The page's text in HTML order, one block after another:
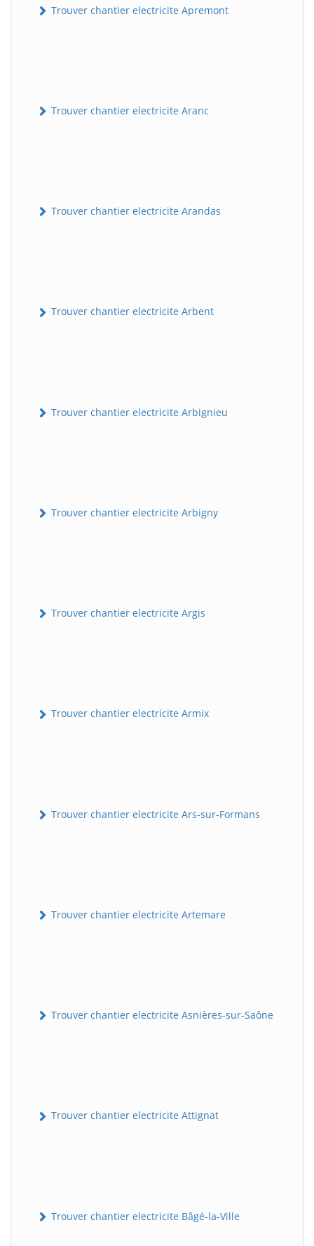
Trouver chantier electricite Apremont
Trouver chantier electricite Aranc
Trouver chantier electricite Arandas
Trouver chantier electricite Arbent
Trouver chantier electricite Arbignieu
Trouver chantier electricite Arbigny
Trouver chantier electricite Argis
Trouver chantier electricite Armix
Trouver chantier electricite Ars-sur-Formans
Trouver chantier electricite Artemare
Trouver chantier electricite Asnières-sur-Saône
Trouver chantier electricite Attignat
Trouver chantier electricite Bâgé-la-Ville